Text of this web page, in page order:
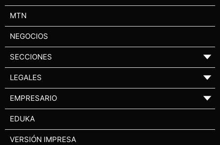
MTN
NEGOCIOS
SECCIONES ▼
LEGALES ▼
EMPRESARIO ▼
EDUKA
VERSIÓN IMPRESA